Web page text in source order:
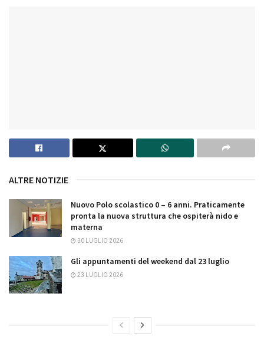
ALTRE NOTIZIE
Nuovo Polo scolastico 0 – 6 anni. Praticamente
pronta la nuova struttura che ospiterà nido e
materna
30 LUGLIO 2026
Gli appuntamenti del weekend dal 23 luglio
23 LUGLIO 2026